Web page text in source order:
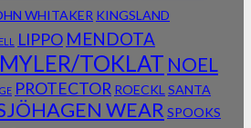
WHITAKER KINGSLAND
LIPPO MENDOTA
MYLER/TOKLAT NOEL
PROTECTOR ROECKL SANTA
WEAR SPOOKS